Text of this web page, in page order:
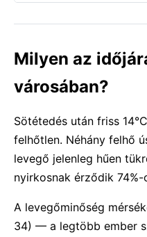
Milyen az
városában?
Sötétedés után friss
felhőtlen. Néhány felhő
levegő jelenleg hűen
nyirkosnak érződik
A levegőminőség
34) — a legtöbb ember